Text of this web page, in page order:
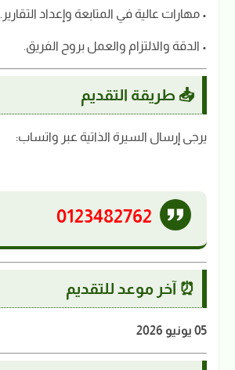
• مهارات عالية في المتابعة وإعداد التقارير.
• الدقة والالتزام والعمل بروح الفريق.
📥 طريقة التقديم
يرجى إرسال السيرة الذاتية عبر واتساب:
0123482762
⏰ آخر موعد للتقديم
05 يونيو 2026